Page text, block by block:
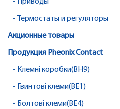
- Приводы
- Термостаты и регуляторы
Акционные товары
Продукция Pheonix Contact
- Клемні коробки(BH9)
- Гвинтові клеми(BE1)
- Болтові клеми(BE4)